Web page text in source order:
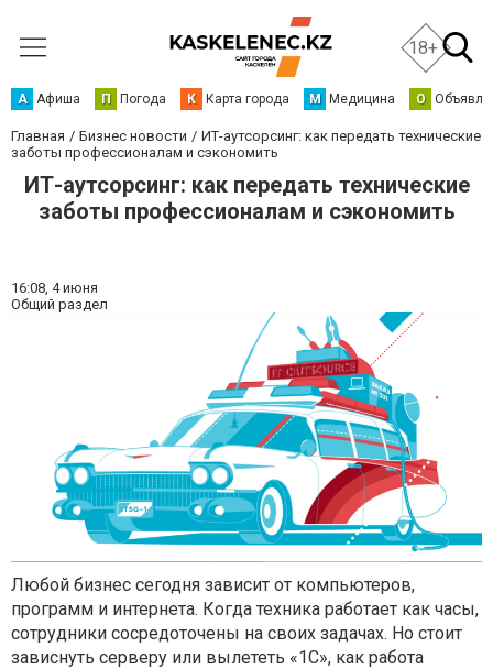
18+
А Афиша П Погода К Карта города М Медицина О
Главная Бизнес новости
ИТ-аутсорсинг: как передать технические
заботы профессионалам и сэкономить
ИТ-аутсорсинг: как передать технические
заботы профессионалам и сэкономить
16:08, 4 июня
Общий раздел
Любой бизнес сегодня зависит от компьютеров,
программ и интернета. Когда техника работает как часы,
сотрудники сосредоточены на своих задачах. Но стоит
зависнуть серверу или вылететь «1С», как работа